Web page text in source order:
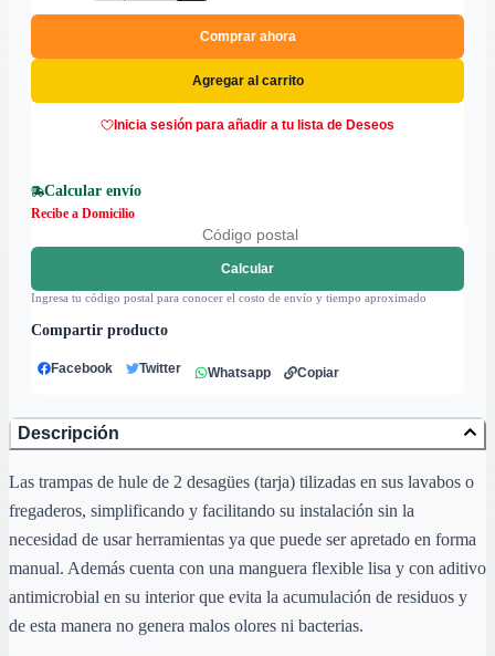
Comprar ahora
Agregar al carrito
Inicia sesión para añadir a tu lista de Deseos
Calcular envío
Recibe a Domicilio
Calcular
Ingresa tu código postal para conocer el costo de envío y tiempo aproximado
Compartir producto
Facebook Twitter Whatsapp Copiar
Descripción
Las trampas de hule de 2 desagües (tarja) tilizadas en sus lavabos o
fregaderos, simplificando y facilitando su instalación sin la
necesidad de usar herramientas ya que puede ser apretado en forma
manual. Además cuenta con una manguera flexible lisa y con aditivo
antimicrobial en su interior que evita la acumulación de residuos y
de esta manera no genera malos olores ni bacterias.